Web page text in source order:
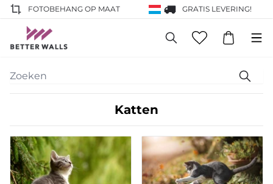
FOTOBEHANG OP MAAT GRATIS LEVERING!
Katten
Toevoegen aan
Toevoegen aan